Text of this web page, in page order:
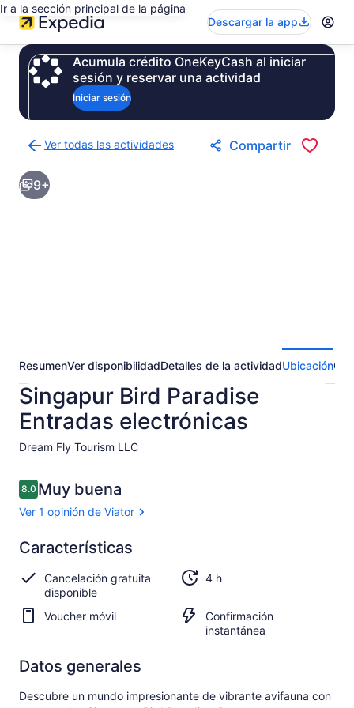
Ir a la sección principal de la página
Descargar la app
Acumula crédito OneKeyCash al iniciar
sesión y reservar una actividad
Iniciar sesión
Ver todas las actividades
a
la
página
Compartir
9+
ResumenVer disponibilidadDetalles de la actividadUbicación
Singapur Bird Paradise
Entradas electrónicas
Dream Fly Tourism LLC​
Opiniones
8.08.0 de 10,
Muy buena
Ver 1 opinión de Viator
8.0Muy
Características
Cancelación gratuita
disponible
4 h
Voucher móvil
Confirmación
instantánea
Datos generales
Descubre un mundo impresionante de vibrante avifauna con